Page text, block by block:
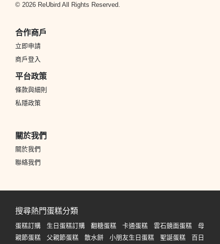
© 2026 ReUbird All Rights Reserved.
合作商戶
立即申請
商戶登入
平台政策
條款與細則
私隱政策
關於我們
關於我們
聯絡我們
搜尋熱門蛋糕分類
蛋糕訂購 生日蛋糕訂購 翻糖蛋糕 卡通蛋糕 雲石鏡面蛋糕
母
親節蛋糕
父親節蛋糕 散水餅 小朋友生日蛋糕 聖誕蛋糕
百日